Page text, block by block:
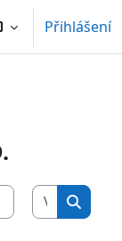
Přihlášení